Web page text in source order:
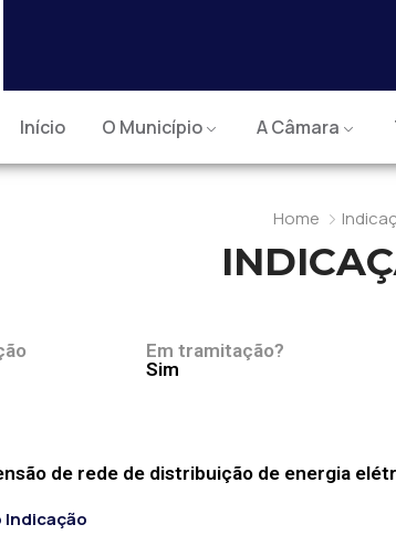
Início O Município A Câmara
Home
Em tramitação?
Sim
de rede de distribuição de energia
Indicação